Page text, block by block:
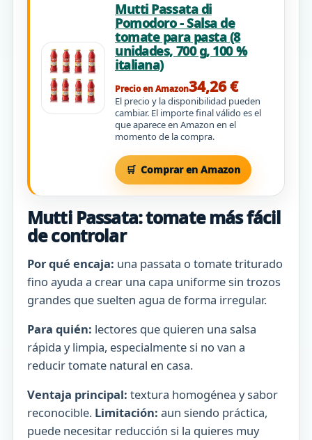
Mutti Passata di
Pomodoro - Salsa de
tomate para pasta (8
unidades, 700 g, 100 %
italiana)
Precio en Amazon34,26 €
El precio y la disponibilidad pueden
cambiar. El importe final válido es el
que aparece en Amazon en el
momento de la compra.
Comprar en Amazon
Mutti Passata: tomate más fácil
de controlar
Por qué encaja: una passata o tomate triturado
fino ayuda a crear una capa uniforme sin trozos
grandes que suelten agua de forma irregular.
Para quién: lectores que quieren una salsa
rápida y limpia, especialmente si no van a
reducir tomate natural en casa.
Ventaja principal: textura homogénea y sabor
reconocible. Limitación: aun siendo práctica,
puede necesitar reducción si la quieres muy